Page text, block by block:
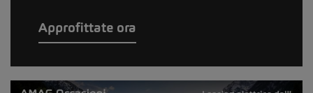
Approfittate ora